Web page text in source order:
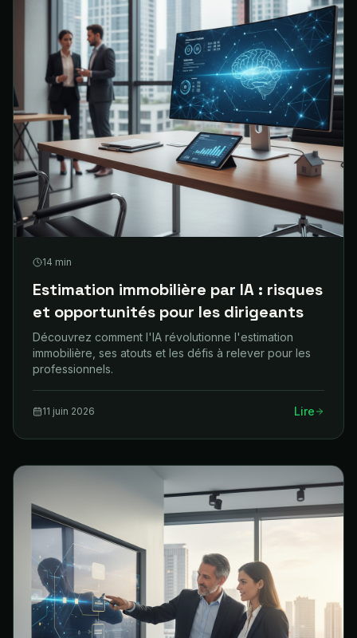
14 min
Estimation immobilière par IA : risques
et opportunités pour les dirigeants
Découvrez comment l'IA révolutionne l'estimation
immobilière, ses atouts et les défis à relever pour les
professionnels.
11 juin 2026 Lire